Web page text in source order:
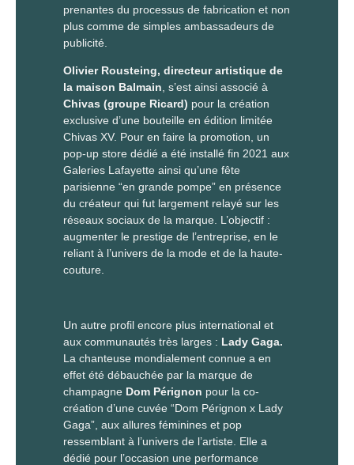
prenantes du processus de fabrication et non
plus comme de simples ambassadeurs de
publicité.
Olivier Rousteing, directeur artistique de
la maison Balmain , s’est ainsi associé à
Chivas (groupe Ricard) pour la création
exclusive d’une bouteille en édition limitée
Chivas XV. Pour en faire la promotion, un
pop-up store dédié a été installé fin 2021 aux
Galeries Lafayette ainsi qu’une fête
parisienne “en grande pompe” en présence
du créateur qui fut largement relayé sur les
réseaux sociaux de la marque. L’objectif :
augmenter le prestige de l’entreprise, en le
reliant à l’univers de la mode et de la haute-
couture.
Un autre profil encore plus international et
aux communautés très larges : Lady Gaga.
La chanteuse mondialement connue a en
effet été débauchée par la marque de
champagne Dom Pérignon pour la co-
création d’une cuvée “Dom Pérignon x Lady
Gaga”, aux allures féminines et pop
ressemblant à l’univers de l’artiste. Elle a
dédié pour l’occasion une performance